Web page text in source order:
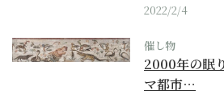
2022/2/4
催し物
2000年の眠
マ都市…